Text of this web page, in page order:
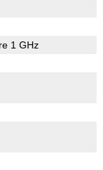
1 GHz